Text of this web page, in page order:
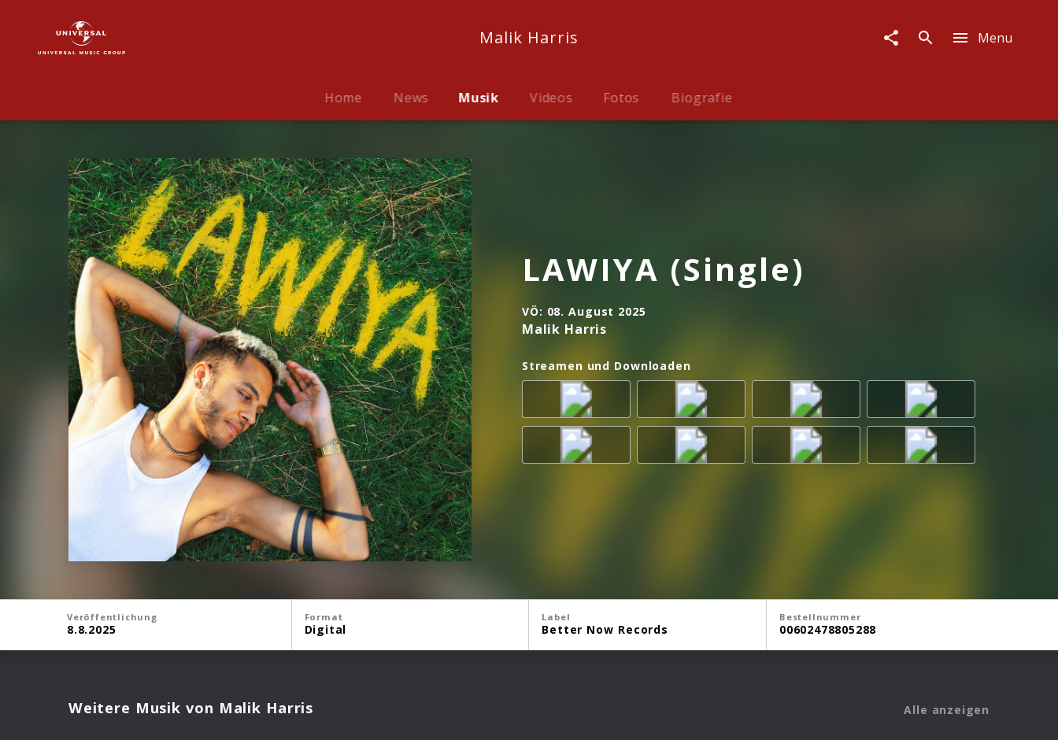
(Single)
Malik Harris Menu
Home News Musik Videos Fotos Biografie
LAWIYA (Single)
VÖ: 08. August 2025
Malik Harris
Streamen und Downloaden
Veröffentlichung
8.8.2025
Format
Digital
Label
Better Now Records
Bestellnummer
00602478805288
Weitere Musik von Malik Harris Alle anzeigen